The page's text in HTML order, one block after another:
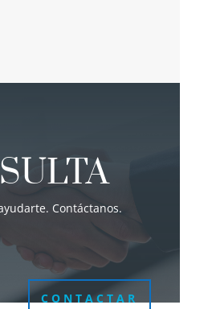
Contáctanos.
CONTACTAR